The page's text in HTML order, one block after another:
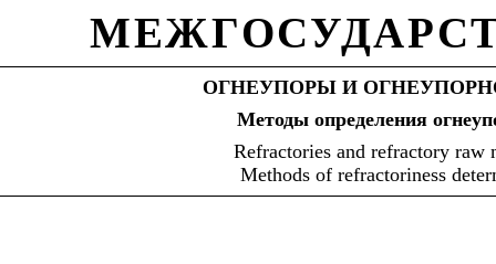
ОГНЕУПОРЫ И
Методы определения
Refractories and refractory raw
Methods of refractoriness